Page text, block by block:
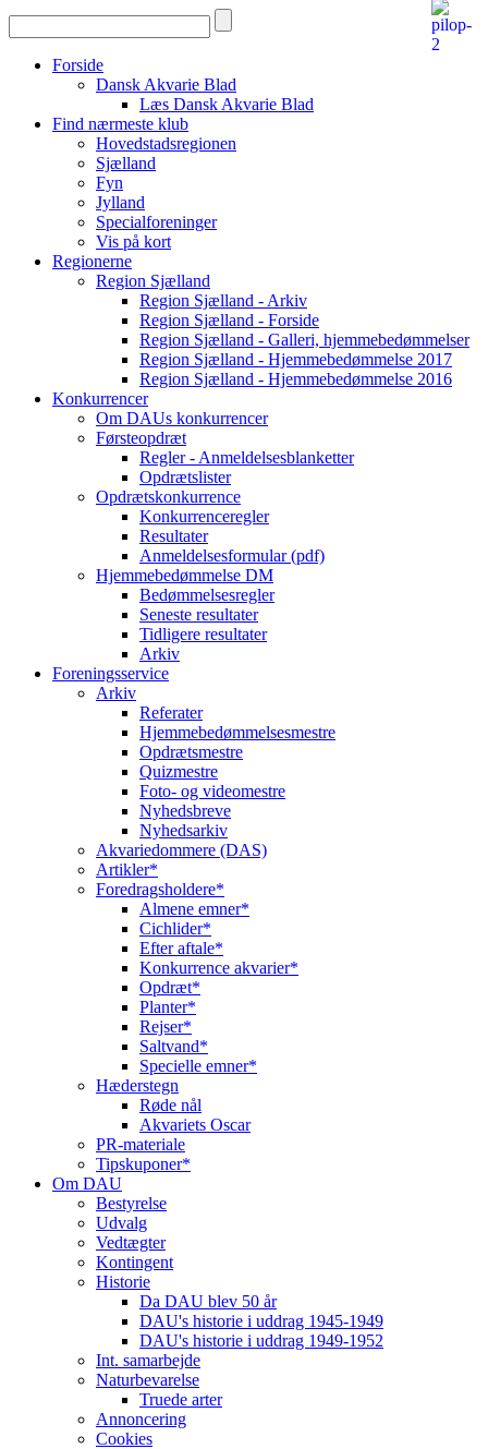
Forside
Dansk Akvarie Blad
Læs Dansk Akvarie Blad
Find nærmeste klub
Hovedstadsregionen
Sjælland
Fyn
Jylland
Specialforeninger
Vis på kort
Regionerne
Region Sjælland
Region Sjælland - Arkiv
Region Sjælland - Forside
Region Sjælland - Galleri, hjemmebedømmelser
Region Sjælland - Hjemmebedømmelse 2017
Region Sjælland - Hjemmebedømmelse 2016
Konkurrencer
Om DAUs konkurrencer
Førsteopdræt
Regler - Anmeldelsesblanketter
Opdrætslister
Opdrætskonkurrence
Konkurrenceregler
Resultater
Anmeldelsesformular (pdf)
Hjemmebedømmelse DM
Bedømmelsesregler
Seneste resultater
Tidligere resultater
Arkiv
Foreningsservice
Arkiv
Referater
Hjemmebedømmelsesmestre
Opdrætsmestre
Quizmestre
Foto- og videomestre
Nyhedsbreve
Nyhedsarkiv
Akvariedommere (DAS)
Artikler*
Foredragsholdere*
Almene emner*
Cichlider*
Efter aftale*
Konkurrence akvarier*
Opdræt*
Planter*
Rejser*
Saltvand*
Specielle emner*
Hæderstegn
Røde nål
Akvariets Oscar
PR-materiale
Tipskuponer*
Om DAU
Bestyrelse
Udvalg
Vedtægter
Kontingent
Historie
Da DAU blev 50 år
DAU's historie i uddrag 1945-1949
DAU's historie i uddrag 1949-1952
Int. samarbejde
Naturbevarelse
Truede arter
Annoncering
Cookies